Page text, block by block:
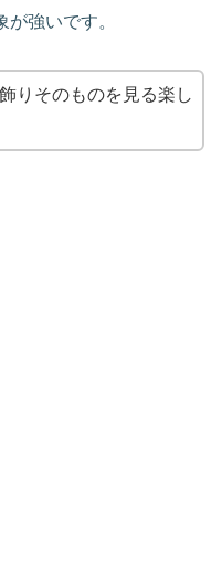
強いです。
りそのものを見る楽し